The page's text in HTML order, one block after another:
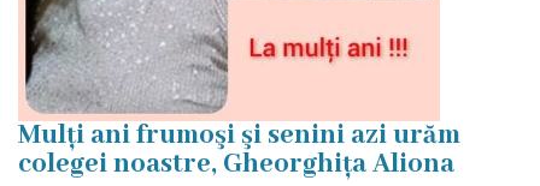
Primarul
Aparatul
primăriei
Mulți ani frumoşi şi senini azi urăm
colegei noastre, Gheorghița Aliona